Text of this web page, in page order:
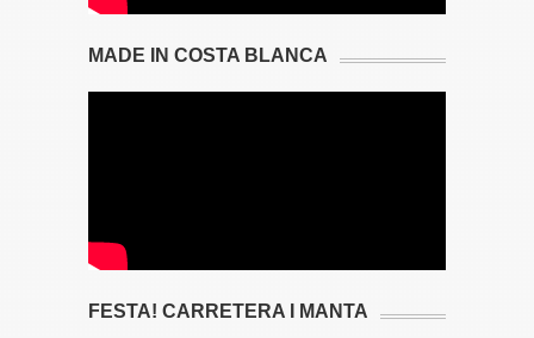
MADE IN COSTA BLANCA
FESTA! CARRETERA I MANTA